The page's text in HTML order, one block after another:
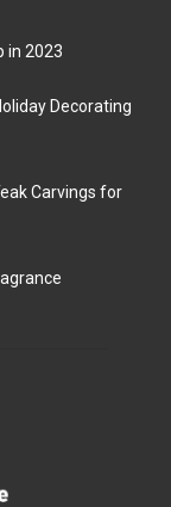
in 2023
Decorating
Carvings for